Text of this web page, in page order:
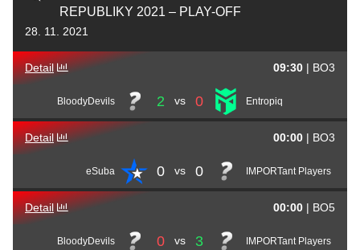
REPUBLIKY 2021 – PLAY-OFF
28. 11. 2021
Detail
BloodyDevils 2 vs 0 Entropiq
09:30 | BO3
Detail
eSuba 0 vs 0 IMPORTant Players
00:00 | BO3
Detail
BloodyDevils 0 vs 3 IMPORTant Players
00:00 | BO5